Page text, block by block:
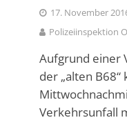
17. November
Polizeiinspektion
Aufgrund einer
der „alten B68“
Verkehrsunfall